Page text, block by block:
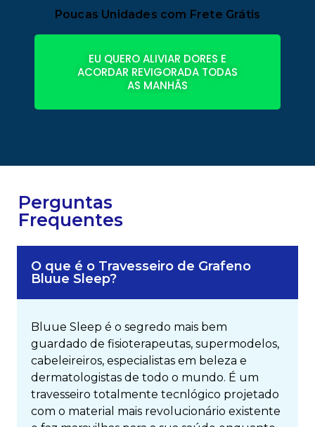
Poucas Unidades com Frete Grátis
EU QUERO ALIVIAR DORES E
ACORDAR REVIGORADA TODAS
AS MANHÃS
Perguntas
Frequentes
O que é o Travesseiro de Grafeno
Bluue Sleep?
Bluue Sleep é o segredo mais bem
guardado de fisioterapeutas, supermodelos,
cabeleireiros, especialistas em beleza e
dermatologistas de todo o mundo. É um
travesseiro totalmente tecnlógico projetado
com o material mais revolucionário existente